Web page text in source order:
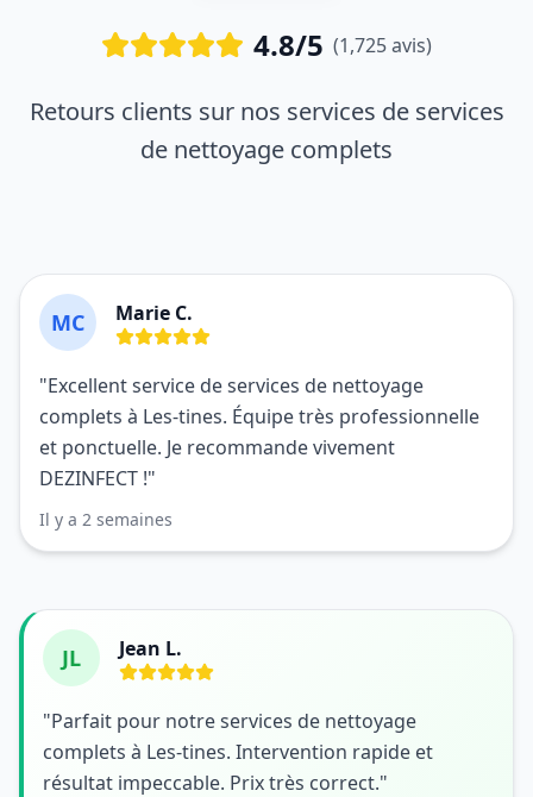
4.8/5 (1,725 avis)
Retours clients sur nos services de services
de nettoyage complets
MC Marie C.
"Excellent service de services de nettoyage
complets à Les-tines. Équipe très professionnelle
et ponctuelle. Je recommande vivement
DEZINFECT !"
Il y a 2 semaines
JL Jean L.
"Parfait pour notre services de nettoyage
complets à Les-tines. Intervention rapide et
résultat impeccable. Prix très correct."